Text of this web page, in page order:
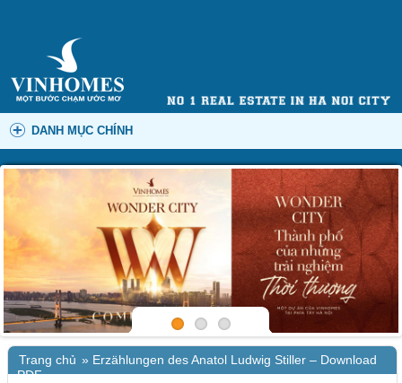
DANH MỤC CHÍNH
Trang chủ » Erzählungen des Anatol Ludwig Stiller – Download
PDF